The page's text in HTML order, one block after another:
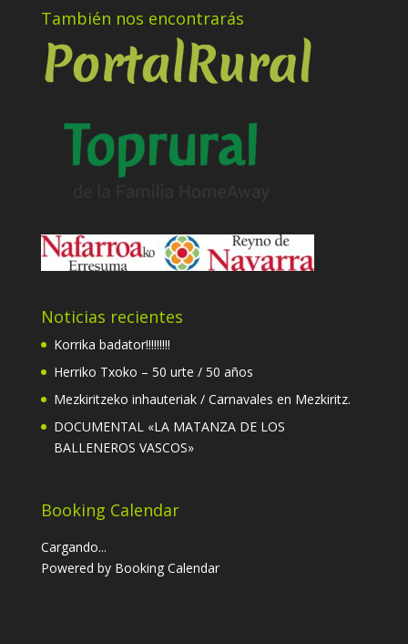
También nos encontrarás
Noticias recientes
Korrika badator!!!!!!!!!
Herriko Txoko – 50 urte / 50 años
Mezkiritzeko inhauteriak / Carnavales en Mezkiritz.
DOCUMENTAL «LA MATANZA DE LOS
BALLENEROS VASCOS»
Booking Calendar
Cargando...
Powered by Booking Calendar